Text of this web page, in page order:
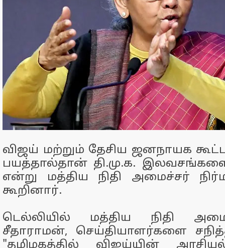
விஜய் மற்றும் தேசிய ஜனநாயக
பயத்தால்தான் தி.மு.க. இலவசங்களை
என்று மத்திய நிதி அமைச்சர்
கூறினார்.
டெல்லியில் மத்திய நிதி
சீதாராமன், செய்தியாளர்களை
"தமிழகத்தில் விஜய்யின்